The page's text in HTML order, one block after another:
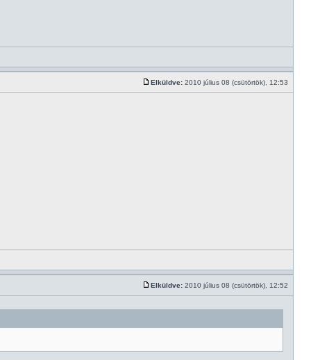
Elküldve: 2010 július 08 (csütörtök), 12:53
Elküldve: 2010 július 08 (csütörtök), 12:52